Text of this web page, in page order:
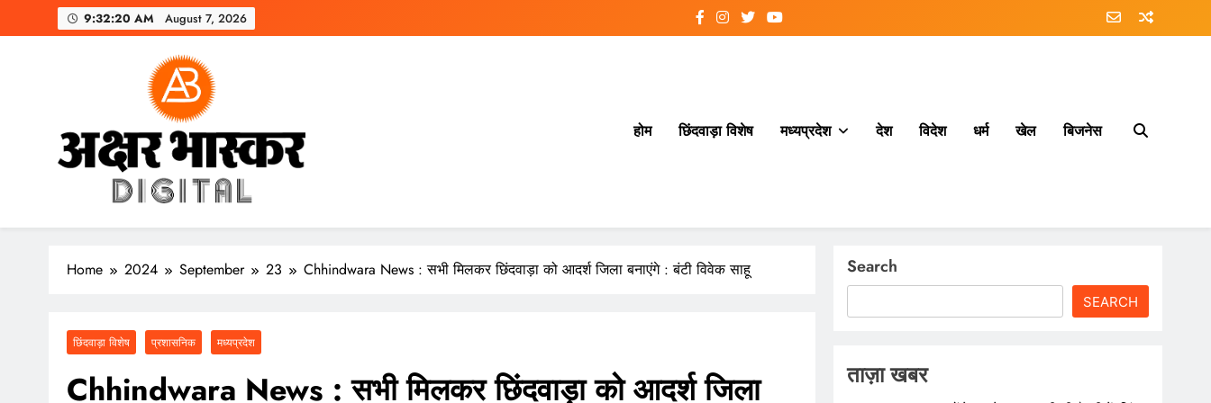
to
9:32:22 AM August 7, 2026
अक्षर भास्कर
डिजिटल
होम छिंदवाड़ा विशेष मध्यप्रदेश देश विदेश धर्म खेल बिजनेस
Home 2024 September 23 Chhindwara News : सभी मिलकर छिंदवाड़ा को आदर्श जिला बनाएंगे : बंटी विवेक साहू
छिंदवाड़ा विशेष प्रशासनिक मध्यप्रदेश
Chhindwara News : सभी मिलकर छिंदवाड़ा को आदर्श जिला
Search
SEARCH
ताज़ा खबर